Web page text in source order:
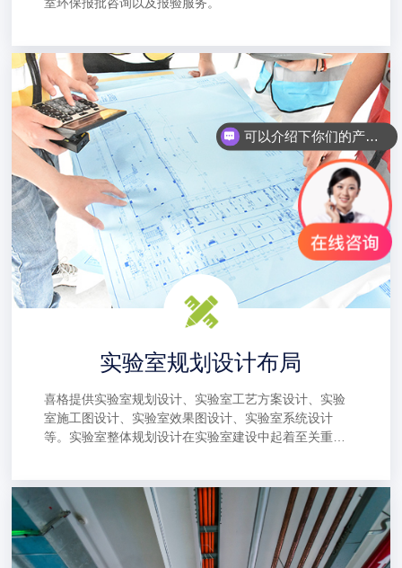
实验室规划设计布局
喜格提供实验室规划设计、实验室工艺方案设计、实验
室施工图设计、实验室效果图设计、实验室系统设计
等。实验室整体规划设计在实验室建设中起着至关重要
你们是怎么收费的呢？